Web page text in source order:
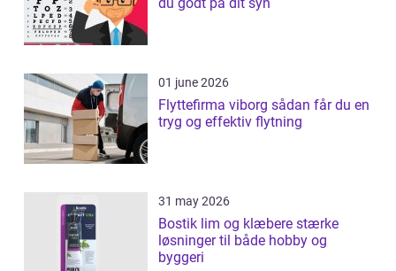
du godt på dit syn
01 june 2026
Flyttefirma viborg sådan får du en
tryg og effektiv flytning
31 may 2026
Bostik lim og klæbere stærke
løsninger til både hobby og
byggeri